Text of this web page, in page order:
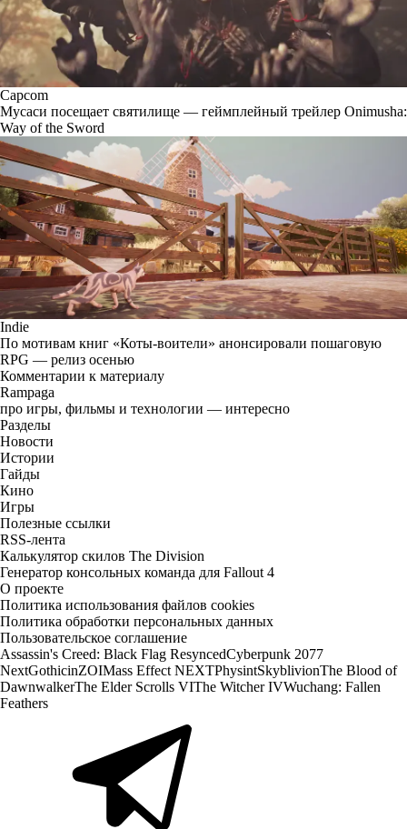
Capcom
Мусаси посещает святилище — геймплейный трейлер Onimusha:
Way of the Sword
Indie
По мотивам книг «Коты-воители» анонсировали пошаговую
RPG — релиз осенью
Комментарии к материалу
Rampaga
про игры, фильмы и технологии — интересно
Разделы
Новости
Истории
Гайды
Кино
Игры
Полезные ссылки
RSS-лента
Калькулятор скилов The Division
Генератор консольных команда для Fallout 4
О проекте
Политика использования файлов cookies
Политика обработки персональных данных
Пользовательское соглашение
Assassin's Creed: Black Flag ResyncedCyberpunk 2077
NextGothicinZOIMass Effect NEXTPhysintSkyblivionThe Blood of
DawnwalkerThe Elder Scrolls VIThe Witcher IVWuchang: Fallen
Feathers